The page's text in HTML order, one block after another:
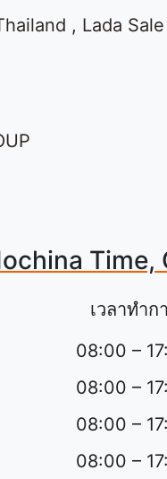
, Lada
Time,
เวลาทำก
08:00 –
08:00 –
08:00 –
08:00 –